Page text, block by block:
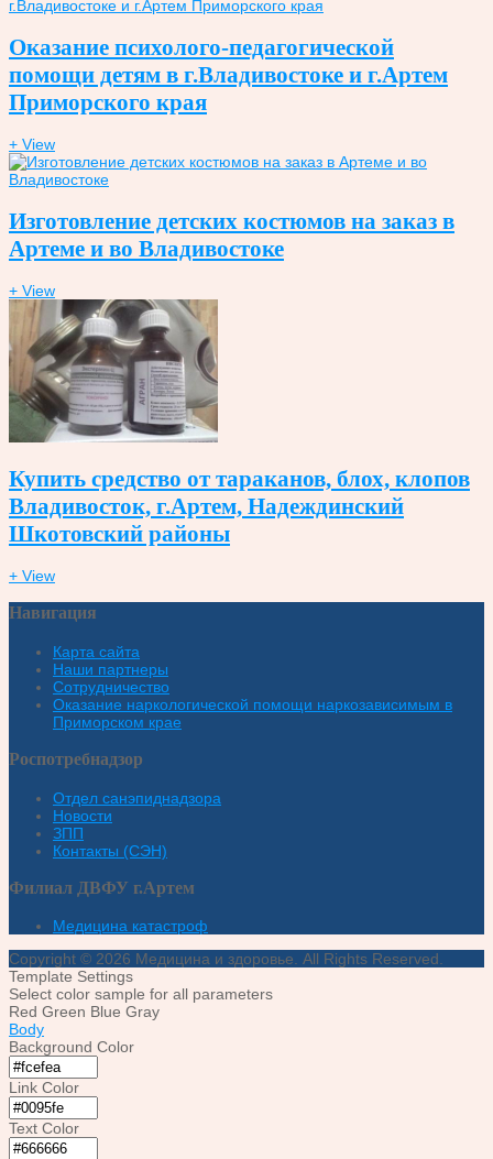
Оказание психолого-педагогической
помощи детям в г.Владивостоке и г.Артем
Приморского края
+ View
Изготовление детских костюмов на заказ в
Артеме и во Владивостоке
+ View
Купить средство от тараканов, блох, клопов
Владивосток, г.Артем, Надеждинский
Шкотовский районы
+ View
Навигация
Карта сайта
Наши партнеры
Сотрудничество
Оказание наркологической помощи наркозависимым в
Приморском крае
Роспотребнадзор
Отдел санэпиднадзора
Новости
ЗПП
Контакты (СЭН)
Филиал ДВФУ г.Артем
Медицина катастроф
Copyright © 2026 Медицина и здоровье. All Rights Reserved.
Template Settings
Select color sample for all parameters
Red Green Blue Gray
Body
Background Color
Link Color
Text Color